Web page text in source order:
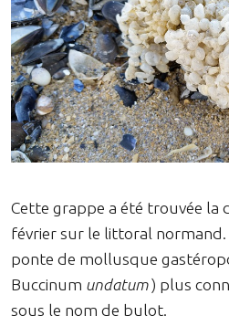
Cette grappe a été trouvée la
février sur le littoral
ponte de mollusque
Buccinum undatum) plus
sous le nom de bulot.